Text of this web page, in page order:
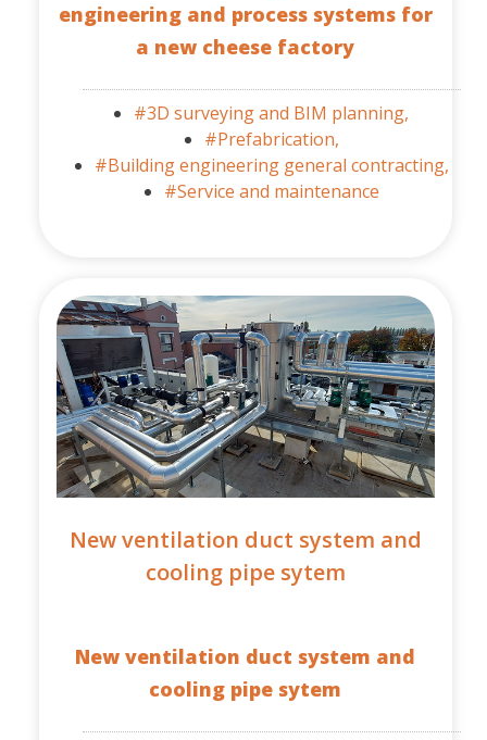
engineering and process systems for
a new cheese factory
#3D surveying and BIM planning,
#Prefabrication,
#Building engineering general contracting,
#Service and maintenance
New ventilation duct system and
cooling pipe sytem
New ventilation duct system and
cooling pipe sytem